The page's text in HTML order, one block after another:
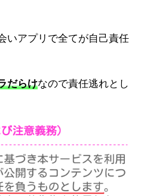
いアプリで全てが自己責任
だらけなので責任逃れとし